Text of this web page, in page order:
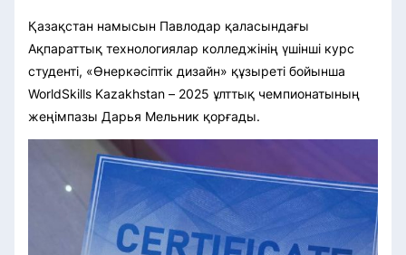
Қазақстан намысын Павлодар қаласындағы
Ақпараттық технологиялар колледжінің үшінші курс
студенті, «Өнеркәсіптік дизайн» құзыреті бойынша
WorldSkills Kazakhstan – 2025 ұлттық чемпионатының
жеңімпазы Дарья Мельник қорғады.